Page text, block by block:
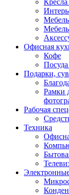
Офисная
Кофе
Посуда
Подарки,
Рамки
Рабочая
Техника